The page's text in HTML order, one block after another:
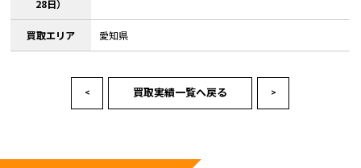
28日）
買取エリア 愛知県
< 買取実績一覧へ戻る >